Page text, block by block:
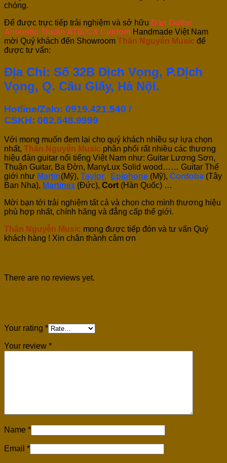
chóng.
Để được trực tiếp trải nghiệm và sở hữu Đàn Guitar
Acoustic Thuận AT02CX Custom Handmade Việt Nam
mời Quý khách đến Showroom Thân Nguyễn Music để
được tư vấn:
Địa Chỉ: Số 32B Dịch Vọng, P.Dịch
Vọng, Q. Cầu Giấy, Hà Nội.
Hotline/Zalo: 0919.421.540 /
CSKH: 082.548.9999
Với mong muốn đem lại cho quý khách nhiều sự lựa chọn
nhất, Thân Nguyễn Music phân phối rất nhiều các thương
hiệu đàn guitar nổi tiếng Việt Nam như: Guitar Lương Sơn,
Thuận Guitar, Ba Đờn, ManyLux Solid wood…… Guitar Thế
giới như Martin(Mỹ), Taylor, Epiphone (Mỹ), Cordoba (Tây
Ban Nha), Martinez (Đức), Cort (Hàn Quốc) …
Mời bạn tới trải nghiệm tất cả và chọn cho mình thương hiệu
phù hợp nhất, chính hãng và đẳng cấp thế giới.
Thân Nguyễn Music mong được tiếp đón và tư vấn Quý
khách hàng ! Xin chân thành cảm ơn
There are no reviews yet.
Your rating *
Your review *
Name *
Email *